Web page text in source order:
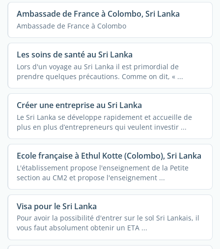
Ambassade de France à Colombo, Sri Lanka
Ambassade de France à Colombo
Les soins de santé au Sri Lanka
Lors d'un voyage au Sri Lanka il est primordial de
prendre quelques précautions. Comme on dit, « ...
Créer une entreprise au Sri Lanka
Le Sri Lanka se développe rapidement et accueille de
plus en plus d’entrepreneurs qui veulent investir ...
Ecole française à Ethul Kotte (Colombo), Sri Lanka
L'établissement propose l'enseignement de la Petite
section au CM2 et propose l'enseignement ...
Visa pour le Sri Lanka
Pour avoir la possibilité d'entrer sur le sol Sri Lankais, il
vous faut absolument obtenir un ETA ...